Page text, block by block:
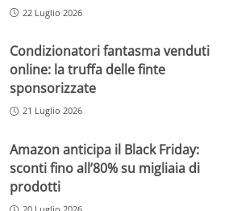
22 Luglio 2026
Condizionatori fantasma venduti
online: la truffa delle finte
sponsorizzate
21 Luglio 2026
Amazon anticipa il Black Friday:
sconti fino all’80% su migliaia di
prodotti